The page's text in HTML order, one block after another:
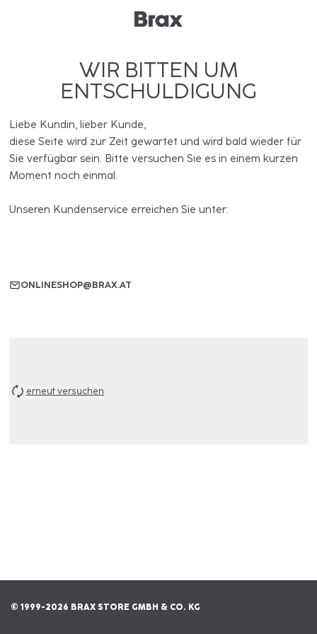
WIR BITTEN UM
ENTSCHULDIGUNG
Liebe Kundin, lieber Kunde,
diese Seite wird zur Zeit gewartet und wird bald wieder für
Sie verfügbar sein. Bitte versuchen Sie es in einem kurzen
Moment noch einmal.
Unseren Kundenservice erreichen Sie unter:
ONLINESHOP@BRAX.AT
erneut versuchen
© 1999-2026 BRAX STORE GMBH & CO. KG